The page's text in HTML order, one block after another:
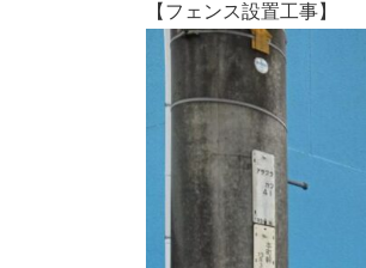
【フェンス設置工事】